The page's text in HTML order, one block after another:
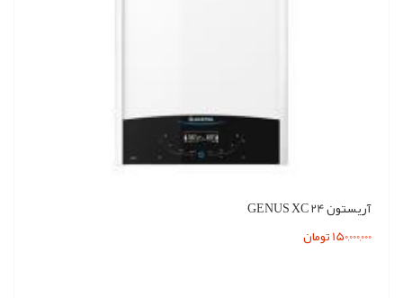
آریستون GENUS XC 24
150,000,000 تومان